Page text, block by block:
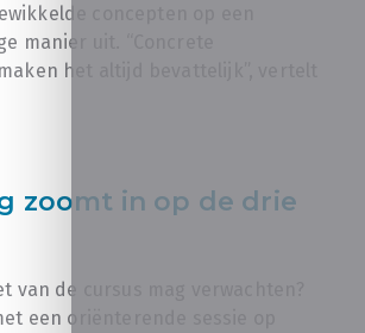
concepten op een
manier uit. “Concrete
het altijd bevattelijk”, vertelt
zoomt in op de drie
van de cursus mag verwachten?
een oriënterende sessie op